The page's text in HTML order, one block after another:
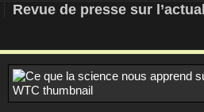
REOPEN911
Revue de presse sur